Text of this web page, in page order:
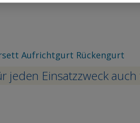
Produktvideo